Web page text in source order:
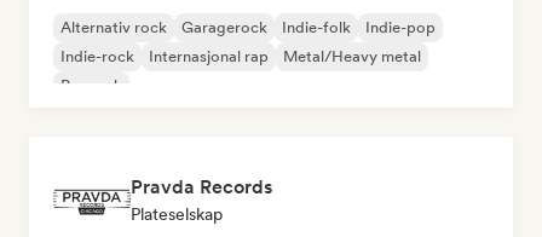
Alternativ rock Garagerock Indie-folk
Indie-pop
Indie-rock
Internasjonal rap
Metal/Heavy metal
Poprock
Pravda Records
Plateselskap